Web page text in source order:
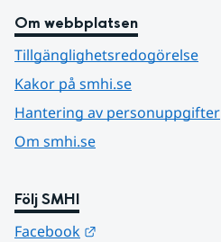
Om webbplatsen
Tillgänglighetsredogörelse
Kakor på smhi.se
Hantering av personuppgifter
Om smhi.se
Följ SMHI
Facebook